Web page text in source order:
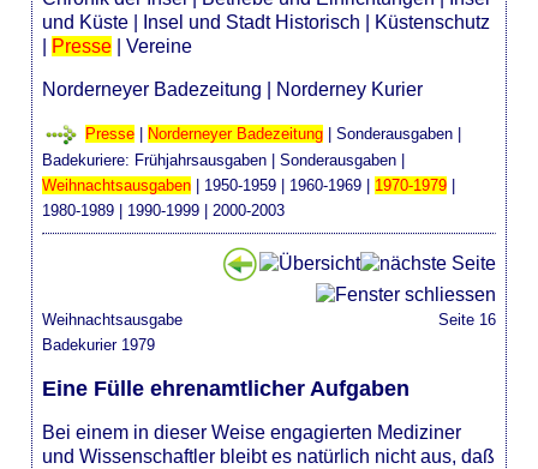
und Küste
Insel und Stadt Historisch
Küstenschutz
Presse |Vereine
Norderneyer Badezeitung Norderney Kurier
Presse Norderneyer Badezeitung |Sonderausgaben
Badekuriere: Frühjahrsausgaben |Sonderausgaben |
Weihnachtsausgaben | 1950-1959 | 1960-1969 | 1970-1979 |
1980-1989 | 1990-1999 | 2000-2003
Weihnachtsausgabe
Badekurier 1979
Seite 16
Eine Fülle ehrenamtlicher Aufgaben
Bei einem in dieser Weise engagierten Mediziner
und Wissenschaftler bleibt es natürlich nicht aus, daß